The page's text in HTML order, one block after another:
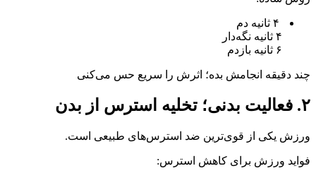
۴ ثانیه نگه‌دار
۶ ثانیه بازدم
چند دقیقه انجامش بده؛ اثرش را سریع حس می‌کنی
۲. فعالیت بدنی؛ تخلیه استرس از بدن
ورزش یکی از قوی‌ترین ضد استرس‌های طبیعی است.
فواید ورزش برای کاهش استرس: